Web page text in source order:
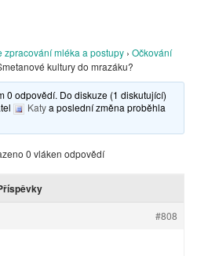
zpracování mléka a postupy › Očkování
kultury do mrazáku?
0 odpovědí. Do diskuze (1 diskutující)
Katya poslední změna proběhla
0 vláken odpovědí
#808